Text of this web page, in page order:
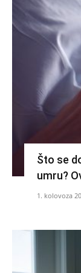
Što se
umru?
1. kolovoza